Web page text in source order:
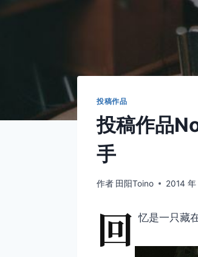
投稿作品
投稿作品
手
作者 田阳Toino 2014 年
回 忆是一只藏